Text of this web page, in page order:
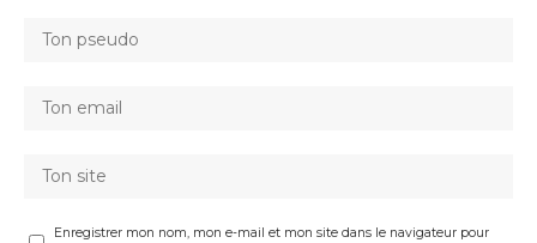
Enregistrer mon nom, mon e-mail et mon site dans le navigateur pour